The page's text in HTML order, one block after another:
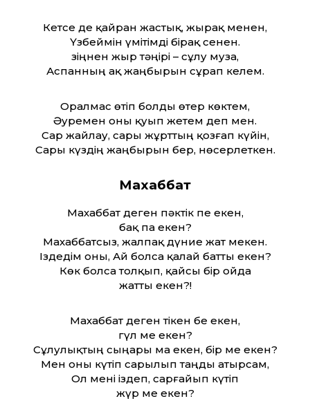
Кетсе де қайран жастық, жырақ менен,
Үзбеймін үмітімді бірақ сенен.
Өзіңнен жыр тәңірі – сұлу муза,
Аспанның ақ жаңбырын сұрап келем.
Оралмас өтіп болды өтер көктем,
Әуремен оны қуып жетем деп мен.
Сар жайлау, сары жұрт­тың қозғап күйін,
Сары күздің жаңбырын бер, нөсерлеткен.
Махаббат
Махаббат деген пәктік пе екен,
бақ па екен?
Махаббатсыз, жалпақ дүние жат мекен.
Іздедім оны, Ай болса қалай бат­ты екен?
Көк болса толқып, қайсы бір ойда
жат­ты екен?!
Махаббат деген тікен бе екен,
гүл ме екен?
Сұлулықтың сыңары ма екен, бір ме екен?
Мен оны күтіп сарылып таңды атырсам,
Ол мені іздеп, сарғайып күтіп
жүр ме екен?